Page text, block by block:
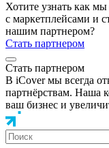
Хотите узнать как мы
с маркетплейсами и
нашим партнером?
Стать партнером
Стать партнером
В iCover мы всегда
партнёрствам. Наша
ваш бизнес и